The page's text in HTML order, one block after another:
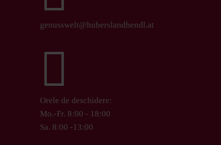
genusswelt@huberslandhendl.at

Orele de deschidere:
Mo.-Fr. 8:00 - 18:00
Sa. 8:00 -13:00